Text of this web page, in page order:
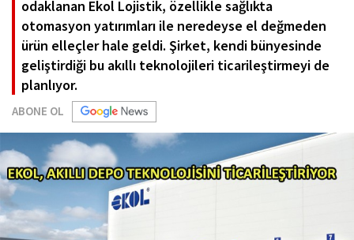
odaklanan Ekol Lojistik, özellikle sağlıkta
otomasyon yatırımları ile neredeyse el değmeden
ürün elleçler hale geldi. Şirket, kendi bünyesinde
geliştirdiği bu akıllı teknolojileri ticarileştirmeyi de
planlıyor.
ABONE OL